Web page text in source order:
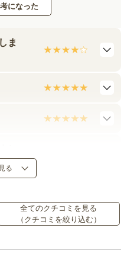
になった
ま
る
全てのクチコミを見る
（クチコミを絞り込む）